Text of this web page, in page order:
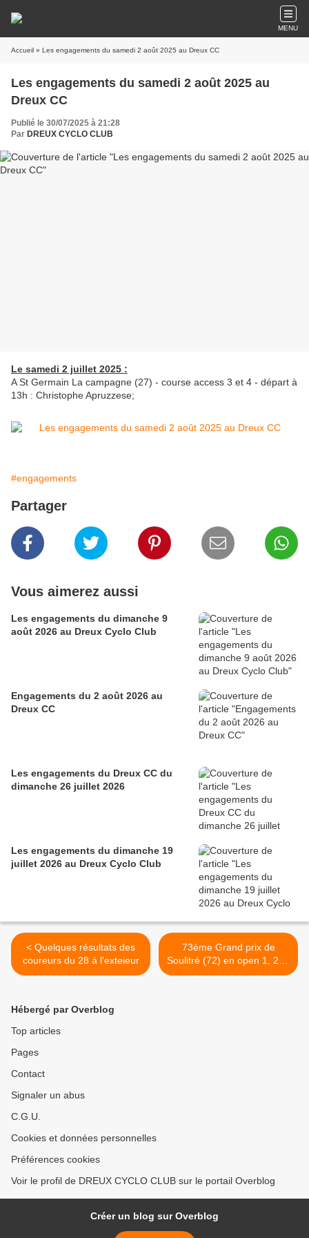
MENU
Accueil » Les engagements du samedi 2 août 2025 au Dreux CC
Les engagements du samedi 2 août 2025 au
Dreux CC
Publié le 30/07/2025 à 21:28
Par DREUX CYCLO CLUB
Le samedi 2 juillet 2025 :
A St Germain La campagne (27) - course access 3 et 4 - départ à
13h : Christophe Apruzzese;
#engagements
Partager
Vous aimerez aussi
Les engagements du dimanche 9
août 2026 au Dreux Cyclo Club
Engagements du 2 août 2026 au
Dreux CC
Les engagements du Dreux CC du
dimanche 26 juillet 2026
Les engagements du dimanche 19
juillet 2026 au Dreux Cyclo Club
< Quelques résultats des
coureurs du 28 à l'exteieur
73ème Grand prix de
Soulitré (72) en open 1, 2, 3
et access le vendredi 15
Hébergé par Overblog
Top articles
Pages
Contact
Signaler un abus
C.G.U.
Cookies et données personnelles
Préférences cookies
Voir le profil de DREUX CYCLO CLUB sur le portail Overblog
Créer un blog sur Overblog